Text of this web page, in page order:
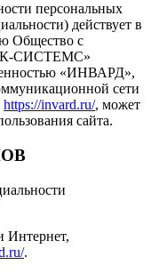
персональных
действует в
Общество с
СИСТЕМС»
«ИНВАРД»,
сети
https://invard.ru/, может
сайта.
Интернет,
.